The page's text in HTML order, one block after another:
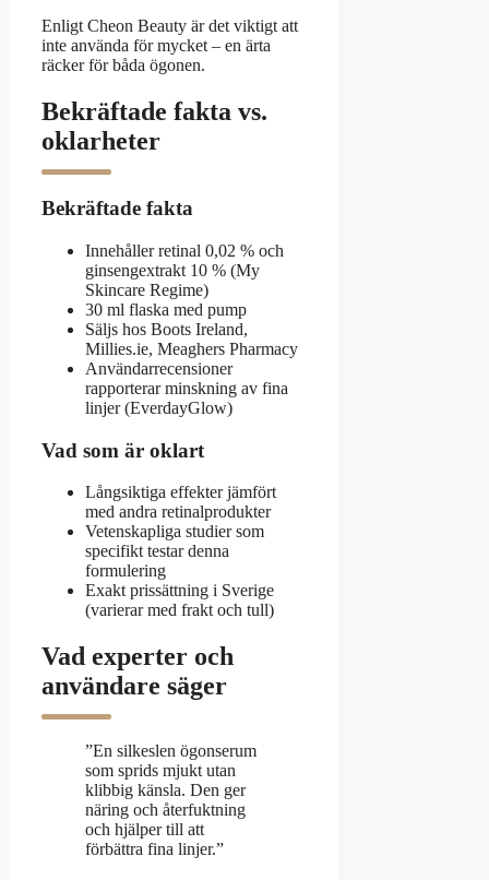
Enligt Cheon Beauty är det viktigt att
inte använda för mycket – en ärta
räcker för båda ögonen.
Bekräftade fakta vs.
oklarheter
Bekräftade fakta
Innehåller retinal 0,02 % och
ginsengextrakt 10 % (My
Skincare Regime)
30 ml flaska med pump
Säljs hos Boots Ireland,
Millies.ie, Meaghers Pharmacy
Användarrecensioner
rapporterar minskning av fina
linjer (EverdayGlow)
Vad som är oklart
Långsiktiga effekter jämfört
med andra retinalprodukter
Vetenskapliga studier som
specifikt testar denna
formulering
Exakt prissättning i Sverige
(varierar med frakt och tull)
Vad experter och
användare säger
”En silkeslen ögonserum
som sprids mjukt utan
klibbig känsla. Den ger
näring och återfuktning
och hjälper till att
förbättra fina linjer.”